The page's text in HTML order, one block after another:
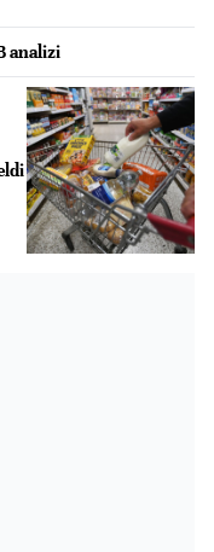
analizi